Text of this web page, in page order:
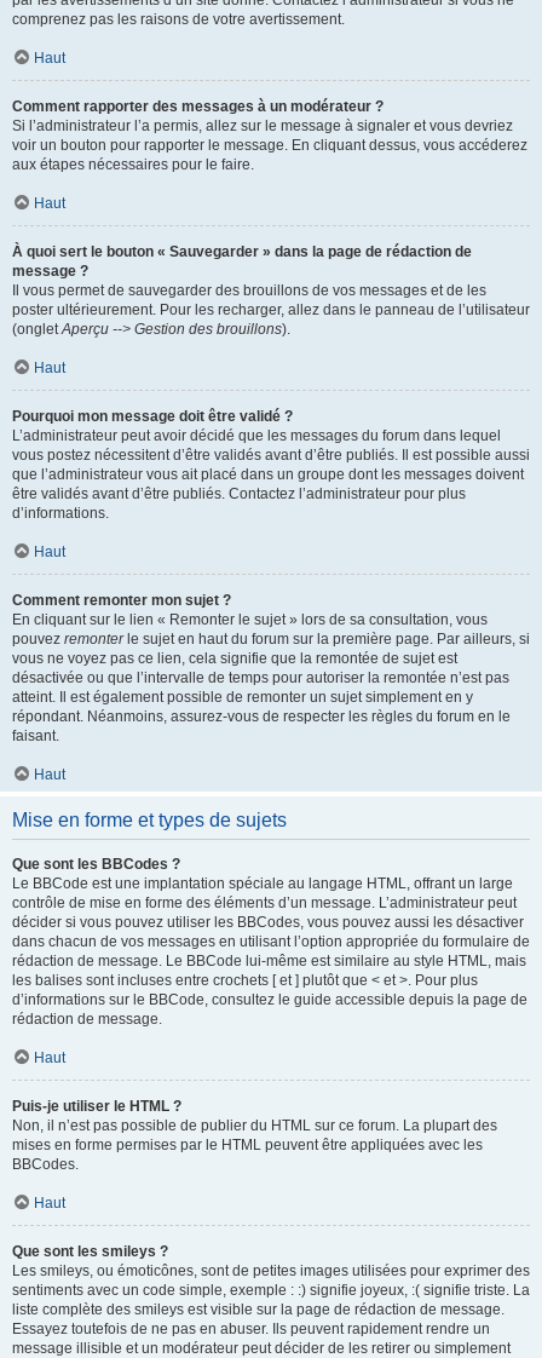
comprenez pas les raisons de votre avertissement.
Haut
Comment rapporter des messages à un modérateur ?
Si l’administrateur l’a permis, allez sur le message à signaler et vous devriez
voir un bouton pour rapporter le message. En cliquant dessus, vous accéderez
aux étapes nécessaires pour le faire.
Haut
À quoi sert le bouton « Sauvegarder » dans la page de rédaction de
message ?
Il vous permet de sauvegarder des brouillons de vos messages et de les
poster ultérieurement. Pour les recharger, allez dans le panneau de l’utilisateur
(ongletAperçu --> Gestion des brouillons).
Haut
Pourquoi mon message doit être validé ?
L’administrateur peut avoir décidé que les messages du forum dans lequel
vous postez nécessitent d’être validés avant d’être publiés. Il est possible aussi
que l’administrateur vous ait placé dans un groupe dont les messages doivent
être validés avant d’être publiés. Contactez l’administrateur pour plus
d’informations.
Haut
Comment remonter mon sujet ?
En cliquant sur le lien « Remonter le sujet » lors de sa consultation, vous
pouvez remonterle sujet en haut du forum sur la première page. Par ailleurs, si
vous ne voyez pas ce lien, cela signifie que la remontée de sujet est
désactivée ou que l’intervalle de temps pour autoriser la remontée n’est pas
atteint. Il est également possible de remonter un sujet simplement en y
répondant. Néanmoins, assurez-vous de respecter les règles du forum en le
faisant.
Haut
Mise en forme et types de sujets
Que sont les BBCodes ?
Le BBCode est une implantation spéciale au langage HTML, offrant un large
contrôle de mise en forme des éléments d’un message. L’administrateur peut
décider si vous pouvez utiliser les BBCodes, vous pouvez aussi les désactiver
dans chacun de vos messages en utilisant l’option appropriée du formulaire de
rédaction de message. Le BBCode lui-même est similaire au style HTML, mais
les balises sont incluses entre crochets [ et ] plutôt que < et >. Pour plus
d’informations sur le BBCode, consultez le guide accessible depuis la page de
rédaction de message.
Haut
Puis-je utiliser le HTML ?
Non, il n’est pas possible de publier du HTML sur ce forum. La plupart des
mises en forme permises par le HTML peuvent être appliquées avec les
BBCodes.
Haut
Que sont les smileys ?
Les smileys, ou émoticônes, sont de petites images utilisées pour exprimer des
sentiments avec un code simple, exemple : :) signifie joyeux, :( signifie triste. La
liste complète des smileys est visible sur la page de rédaction de message.
Essayez toutefois de ne pas en abuser. Ils peuvent rapidement rendre un
message illisible et un modérateur peut décider de les retirer ou simplement